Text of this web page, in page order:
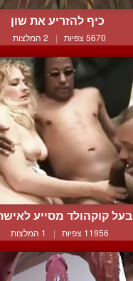
כיף להזריע את שון
5670 צפיות | 2 המלצות
בעל קוקהולד מסייע
11956 צפיות | 1 המלצות